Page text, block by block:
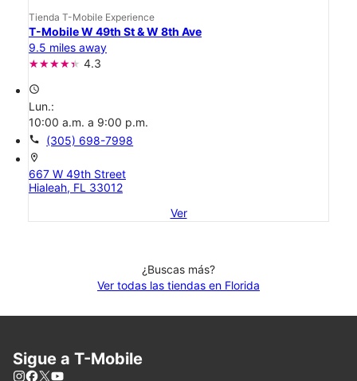
Tienda T-Mobile Experience
T-Mobile W 49th St & W 8th Ave
9.5 miles away
4.3
access_time
Lun.:
10:00 a.m. a 9:00 p.m.
call (305) 698-7998
location_on
667 W 49th Street
Hialeah, FL 33012
Ver
¿Buscas más?
Ver todas las tiendas en Florida